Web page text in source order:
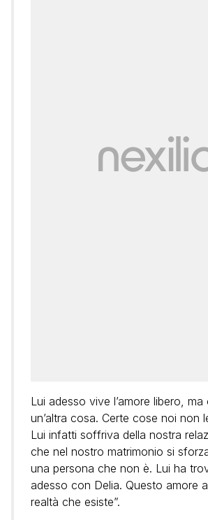
Lui adesso vive l’amore libero,
un’altra cosa. Certe cose noi non
Lui infatti soffriva della nostra
che nel nostro matrimonio si
una persona che non è. Lui ha
adesso con Delia. Questo amore
realtà che esiste”.